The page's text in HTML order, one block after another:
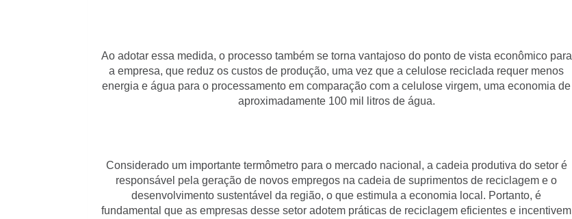
Ao adotar essa medida, o processo também se torna vantajoso do ponto de vista econômico para
a empresa, que reduz os custos de produção, uma vez que a celulose reciclada requer menos
energia e água para o processamento em comparação com a celulose virgem, uma economia de
aproximadamente 100 mil litros de água.
Considerado um importante termômetro para o mercado nacional, a cadeia produtiva do setor é
responsável pela geração de novos empregos na cadeia de suprimentos de reciclagem e o
desenvolvimento sustentável da região, o que estimula a economia local. Portanto, é
fundamental que as empresas desse setor adotem práticas de reciclagem eficientes e incentivem